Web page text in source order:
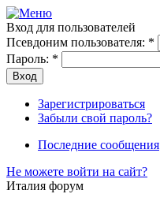
Вход для пользователей
Псевдоним пользователя: *
Пароль: *
Зарегистрироваться
Забыли свой пароль?
Последние сообщения
Не можете войти на сайт?
Италия форум